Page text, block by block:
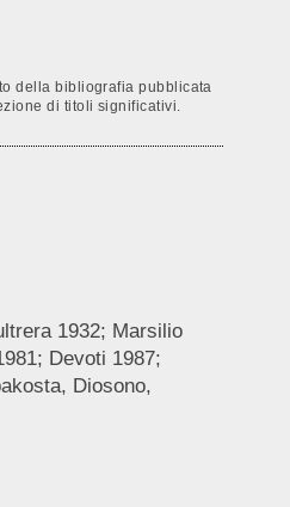
della bibliografia pubblicata
di titoli significativi.
1932; Marsilio
Devoti 1987;
Diosono,